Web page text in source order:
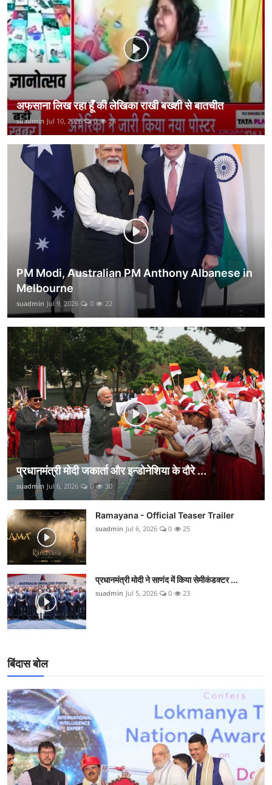
कानून
राजनीति
वीडियो
अफसाना लिख रहा हूँ की लेखिका राखी बख्शी से बातचीत
suadmin Jul 10, 2026 0 28
PM Modi, Australian PM Anthony Albanese in
Melbourne
suadmin Jul 9, 2026 0 22
प्रधानमंत्री मोदी जकार्ता और इन्डोनेशिया के दौरे ...
suadmin Jul 6, 2026 0 30
Ramayana - Official Teaser Trailer
suadmin Jul 6, 2026 0 25
प्रधानमंत्री मोदी ने साणंद में किया सेमीकंडक्टर ...
suadmin Jul 5, 2026 0 23
बिंदास बोल